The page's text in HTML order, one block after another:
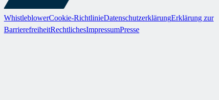
WhistleblowerCookie-RichtlinieDatenschutzerklärungErklärung zur
BarrierefreiheitRechtlichesImpressumPresse